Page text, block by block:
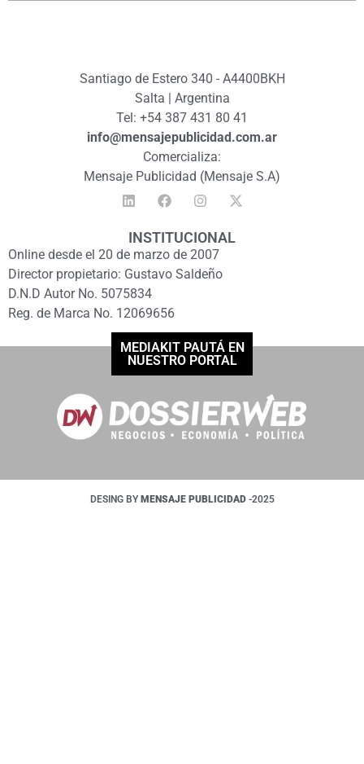
Santiago de Estero 340 - A4400BKH
Salta | Argentina
Tel: +54 387 431 80 41
info@mensajepublicidad.com.ar
Comercializa:
Mensaje Publicidad (Mensaje S.A)
INSTITUCIONAL
Online desde el 20 de marzo de 2007
Director propietario: Gustavo Saldeño
D.N.D Autor No. 5075834
Reg. de Marca No. 12069656
MEDIAKIT PAUTÁ EN
NUESTRO PORTAL
DESING BY MENSAJE PUBLICIDAD -2025